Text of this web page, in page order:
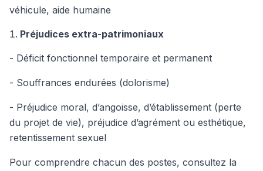
véhicule, aide humaine
Préjudices extra-patrimoniaux
- Déficit fonctionnel temporaire et permanent
- Souffrances endurées (dolorisme)
- Préjudice moral, d’angoisse, d’établissement (perte
du projet de vie), préjudice d’agrément ou esthétique,
retentissement sexuel
Pour comprendre chacun des postes, consultez la